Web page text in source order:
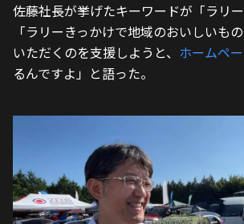
佐藤社長が挙げたキーワードが「ラリー
「ラリーきっかけで地域のおいしいも
いただくのを支援しようと、 ホームペ
るんですよ」と語った。